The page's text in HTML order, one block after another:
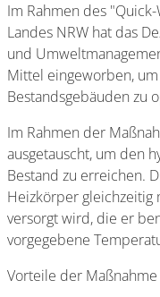
Im Rahmen des
Landes NRW hat das
und
Mittel eingeworben,
Bestandsgebäuden zu
Im Rahmen der
ausgetauscht, um den
Bestand zu erreichen.
Heizkörper gleichzeitig
versorgt wird, die er
vorgegebene
Vorteile der